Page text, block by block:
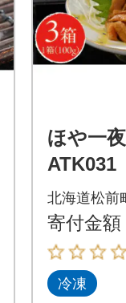
ほや一
ATK031
北海道松前
寄付金額
冷凍